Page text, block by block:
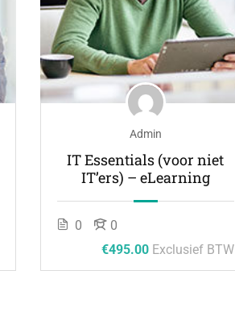
Admin
IT Essentials (voor niet
IT’ers) – eLearning
0
0
€495.00 Exclusief BTW